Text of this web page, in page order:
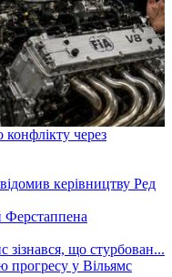
через
прогресу у Вільямс